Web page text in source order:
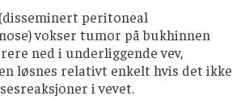
peritoneal
vokser tumor på bukhinnen
ned i underliggende vev,
løsnes relativt enkelt hvis det ikke
i vevet.